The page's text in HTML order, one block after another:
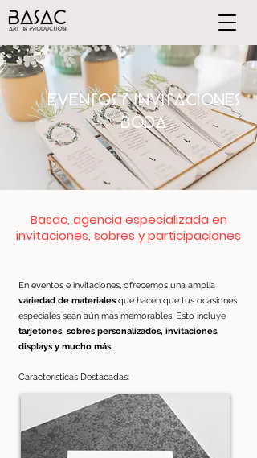
EVENTOS Y INVITACIONES
BODA
Basac, agencia especializada en
invitaciones, sobres y participaciones
En eventos e invitaciones, ofrecemos una amplia
variedad de materiales que hacen que tus ocasiones
especiales sean aún más memorables. Esto incluye
tarjetones, sobres personalizados, invitaciones,
displays y mucho más.
Características Destacadas:​​​